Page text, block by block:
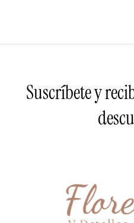
Suscríbete y